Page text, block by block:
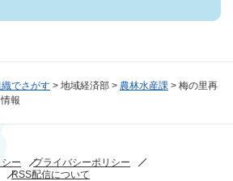
でさがす > 地域経済部 > 農林水産課 > 梅の里再
報
ー
プライバシーポリシー
RSS配信について